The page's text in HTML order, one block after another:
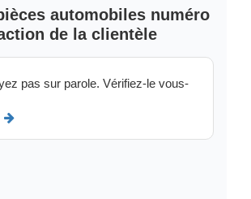
automobiles numéro
de la clientèle
pas sur parole. Vérifiez-le vous-